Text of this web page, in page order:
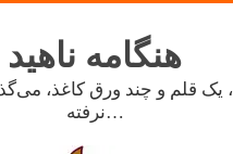
هنگامه ناهید
یک قلم و چند ورق کاغذ،
نرفته…